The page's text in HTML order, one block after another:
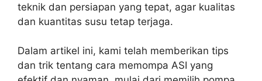
teknik dan persiapan yang tepat, agar kualitas
dan kuantitas susu tetap terjaga.
Dalam artikel ini, kami telah memberikan tips
dan trik tentang cara memompa ASI yang